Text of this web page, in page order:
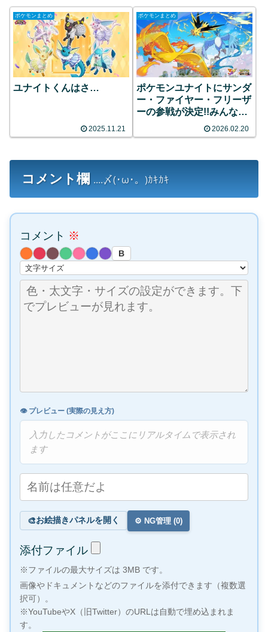
ポケモンまとめ
ユナイトくんはさ…
2025.11.21
ポケモンまとめ
ポケモンユナイトにサンダ
ー・ファイヤー・フリーザ
ーの参戦が決定!!みんなの
2026.02.20
コメント欄 ....〆(･ω･。)ｶｷｶｷ
コメント ※
B
👁️ プレビュー (実際の見え方)
入力したコメントがここにリアルタイムで表示され
ます
🎨お絵描きパネルを開く ⚙️ NG管理 (0)
添付ファイル
※ファイルの最大サイズは 3MB です。
画像やドキュメントなどのファイルを添付できます（複数選
択可）。
※YouTubeやX（旧Twitter）のURLは自動で埋め込まれま
す。